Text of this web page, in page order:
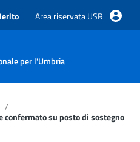
Area riservata USR
per l'Umbria
/
confermato su posto di sostegno